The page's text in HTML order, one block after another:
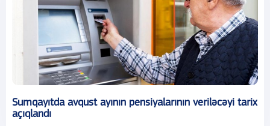
Sumqayıtda avqust ayının pensiyalarının veriləcəyi tarix
açıqlandı